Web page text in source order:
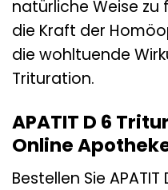
natürliche Weise zu
die Kraft der
die wohltuende
Trituration.
APATIT D 6
Online
Bestellen Sie